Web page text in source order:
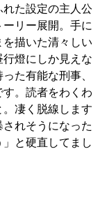
た設定の主人公
リー展開。手に
描いた清々しい
燈にしか見えな
た有能な刑事、
。読者をわくわ
。凄く脱線します
れそうになった
と硬直してまし